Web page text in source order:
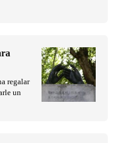
regalar
un